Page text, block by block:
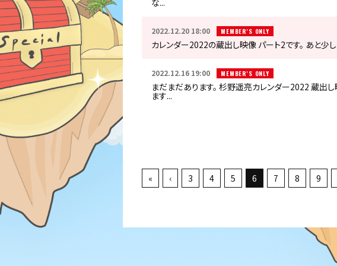
な...
2022.12.20 18:00 MEMBER'S ONLY
カレンダー2022の蔵出し映像 パート2です。 あと
2022.12.16 19:00 MEMBER'S ONLY
まだまだあります。 杉野遥亮カレンダー2022 蔵出
ます...
« ‹ 3 4 5 6 7 8 9